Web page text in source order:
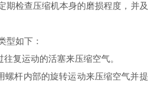
期检查压缩机本身的磨损程度，并及
型如下：
复运动的活塞来压缩空气。
杆内部的旋转运动来压缩空气并提